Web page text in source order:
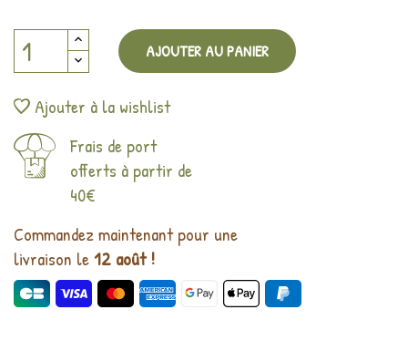
AJOUTER AU PANIER
Ajouter à la wishlist
Frais de port
offerts à partir de
40€
Commandez maintenant pour une
livraison le12 août !